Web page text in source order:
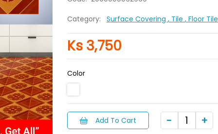
Category: Surface Covering , Tile , Floor
Ks 3,750
Color
Add To Cart